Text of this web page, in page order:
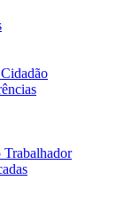
Trabalhador